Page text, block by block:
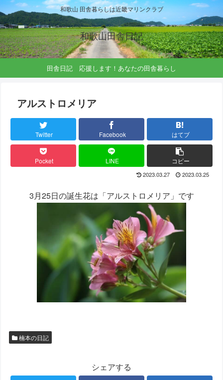
和歌山 田舎暮らしは近畿マリンクラブ
和歌山田舎日記
田舎日記 応援します！あなたの田舎暮らし
アルストロメリア
Twitter Facebook はてブ
Pocket LINE コピー
2023.03.27 2023.03.25
3月25日の誕生花は「アルストロメリア」です
楠本の日記
シェアする